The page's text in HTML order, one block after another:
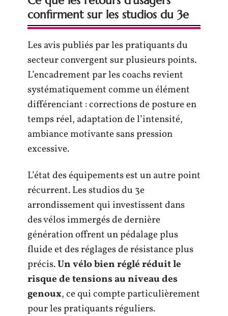
confirment sur les studios du 3e
Les avis publiés par les pratiquants du
secteur convergent sur plusieurs points.
L’encadrement par les coachs revient
systématiquement comme un élément
différenciant : corrections de posture en
temps réel, adaptation de l’intensité,
ambiance motivante sans pression
excessive.
L’état des équipements est un autre point
récurrent. Les studios du 3e
arrondissement qui investissent dans
des vélos immergés de dernière
génération offrent un pédalage plus
fluide et des réglages de résistance plus
précis.Un vélo bien réglé réduit le
risque de tensions au niveau des
genoux, ce qui compte particulièrement
pour les pratiquants réguliers.